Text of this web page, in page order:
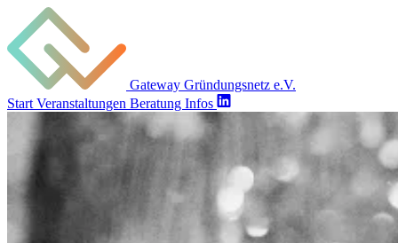
Gateway Gründungsnetz e.V.
Start Veranstaltungen Beratung Infos